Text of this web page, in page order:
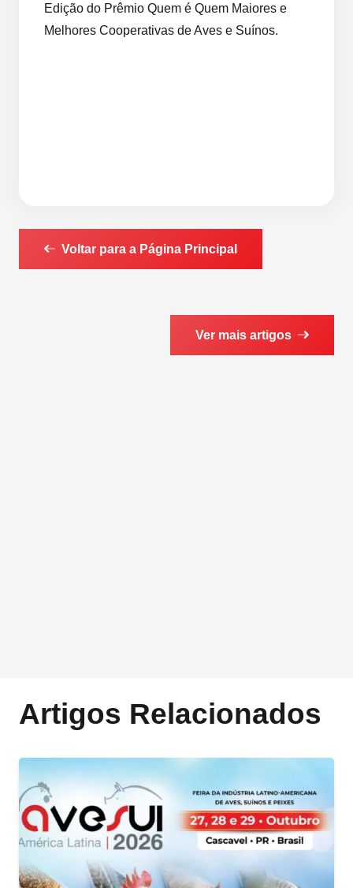
Edição do Prêmio Quem é Quem Maiores e
Melhores Cooperativas de Aves e Suínos.
Voltar para a Página Principal
Ver mais artigos
Artigos Relacionados